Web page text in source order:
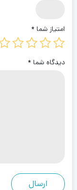
امتیاز شما *
دیدگاه شما *